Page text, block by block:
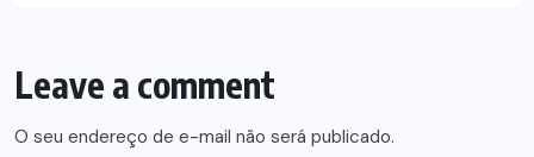
Leave a comment
O seu endereço de e-mail não será publicado.